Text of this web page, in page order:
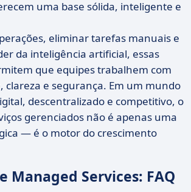
uma base sólida, inteligente e
eliminar tarefas manuais e
da inteligência artificial, essas
que equipes trabalhem com
clareza e segurança. Em um mundo
descentralizado e competitivo, o
gerenciados não é apenas uma
— é o motor do crescimento
Managed Services: FAQ